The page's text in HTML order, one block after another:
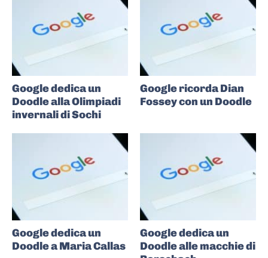
Google dedica un
Doodle alla Olimpiadi
invernali di Sochi
Google ricorda Dian
Fossey con un Doodle
Google dedica un
Doodle a Maria Callas
Google dedica un
Doodle alle macchie di